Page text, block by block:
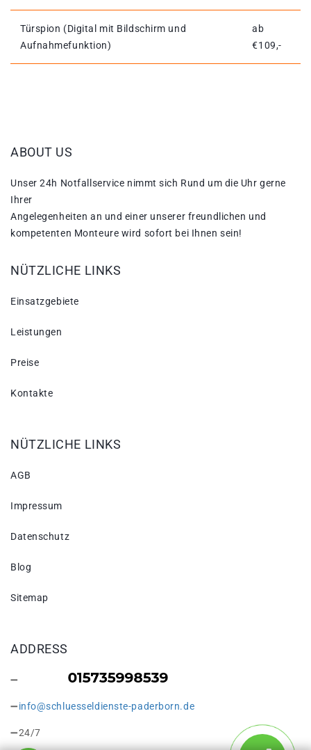
Türspion (Digital mit Bildschirm und
Aufnahmefunktion)
ab
€109,-
ABOUT US
Unser 24h Notfallservice nimmt sich Rund um die Uhr gerne
Ihrer
Angelegenheiten an und einer unserer freundlichen und
kompetenten Monteure wird sofort bei Ihnen sein!
NÜTZLICHE LINKS
Einsatzgebiete
Leistungen
Preise
Kontakte
NÜTZLICHE LINKS
AGB
Impressum
Datenschutz
Blog
Sitemap
ADDRESS
info@schluesseldienste-paderborn.de
24/7